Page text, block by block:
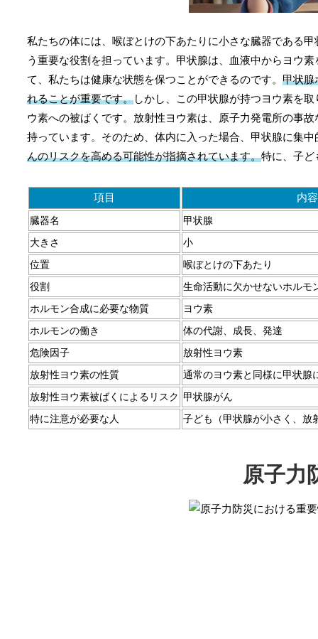
私たちの体には、喉ぼとけの下あたりに小さな臓器である
う重要な役割を担っています。甲状腺は、血液中からヨウ
て、私たちは健康な状態を保つことができるのです。 甲状腺
れることが重要です。しかし、この甲状腺が持つヨウ素を
ウ素への被ばくです。放射性ヨウ素は、原子力発電所の事
持っています。そのため、体内に入った場合、甲状腺に集
んのリスクを高める可能性が指摘されています。特に、子ど
項目 内容
臓器名 甲状腺
大きさ 小
位置 喉ぼとけの下あたり
役割 生命活動に欠かせないホルモ
ホルモン合成に必要な物質 ヨウ素
ホルモンの働き 体の代謝、成長、発達
危険因子 放射性ヨウ素
放射性ヨウ素の性質 通常のヨウ素と同様に甲状腺
放射性ヨウ素被ばくによるリスク 甲状腺がん
特に注意が必要な人 子ども（甲状腺が小さく、放
原子力